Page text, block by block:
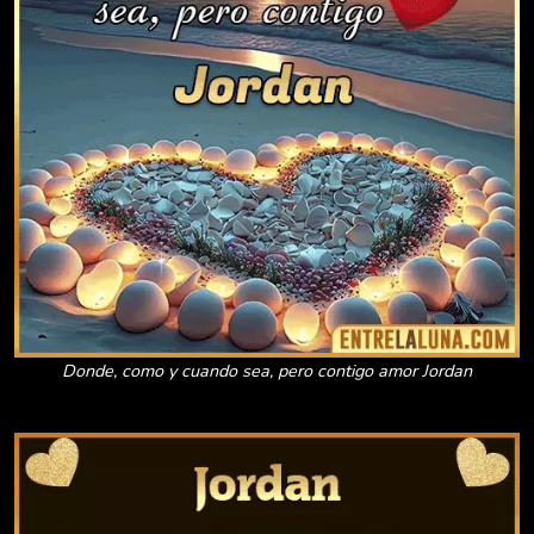
Donde, como y cuando sea, pero contigo amor Jordan